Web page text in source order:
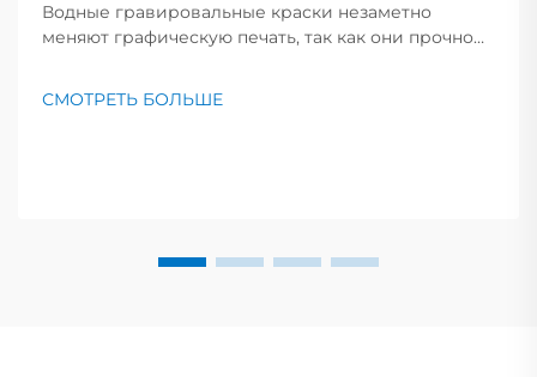
Водные гравировальные краски незаметно
меняют графическую печать, так как они прочно
СМОТРЕТЬ БОЛЬШЕ